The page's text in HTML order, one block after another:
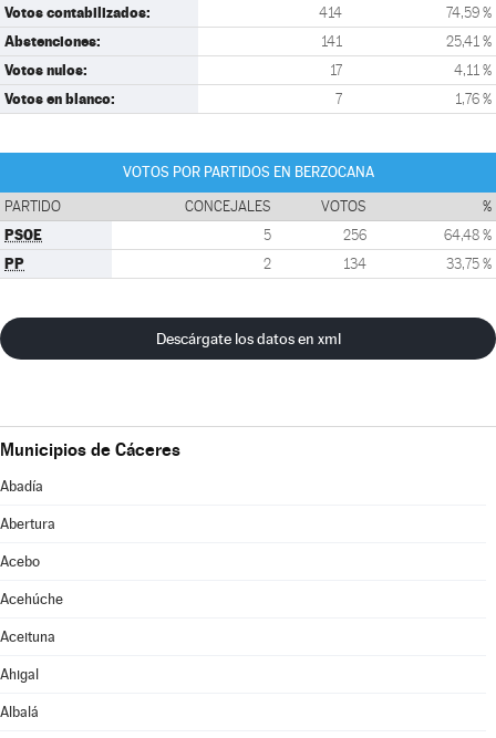
Votos contabilizados: 414 74,59 %
Abstenciones: 141 25,41 %
Votos nulos: 17 4,11 %
Votos en blanco: 7 1,76 %
VOTOS POR PARTIDOS EN BERZOCANA
PARTIDO CONCEJALES VOTOS %
PSOE 5 256 64,48 %
PP 2 134 33,75 %
Descárgate los datos en xml
Municipios de Cáceres
Abadía
Abertura
Acebo
Acehúche
Aceituna
Ahigal
Albalá